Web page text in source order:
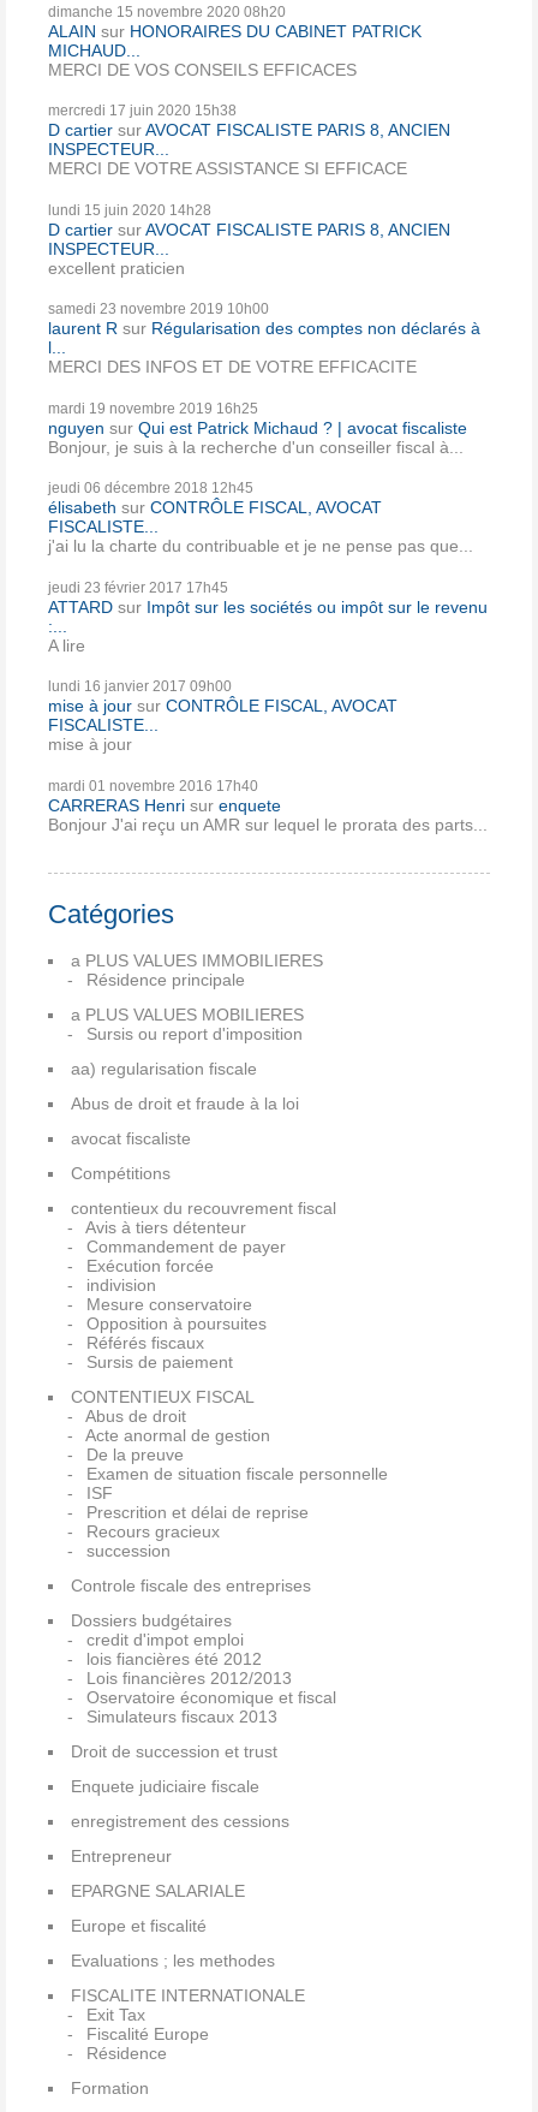
dimanche 15 novembre 2020 08h20
ALAIN sur HONORAIRES DU CABINET PATRICK
MICHAUD...
MERCI DE VOS CONSEILS EFFICACES
mercredi 17 juin 2020 15h38
D cartier surAVOCAT FISCALISTE PARIS 8, ANCIEN
INSPECTEUR...
MERCI DE VOTRE ASSISTANCE SI EFFICACE
lundi 15 juin 2020 14h28
D cartier surAVOCAT FISCALISTE PARIS 8, ANCIEN
INSPECTEUR...
excellent praticien
samedi 23 novembre 2019 10h00
laurent R sur Régularisation des comptes non déclarés à
l...
MERCI DES INFOS ET DE VOTRE EFFICACITE
mardi 19 novembre 2019 16h25
nguyen sur Qui est Patrick Michaud ? | avocat fiscaliste
Bonjour, je suis à la recherche d'un conseiller fiscal à...
jeudi 06 décembre 2018 12h45
élisabeth sur CONTRÔLE FISCAL, AVOCAT
FISCALISTE...
j'ai lu la charte du contribuable et je ne pense pas que...
jeudi 23 février 2017 17h45
ATTARD sur Impôt sur les sociétés ou impôt sur le revenu
:...
A lire
lundi 16 janvier 2017 09h00
mise à jour sur CONTRÔLE FISCAL, AVOCAT
FISCALISTE...
mise à jour
mardi 01 novembre 2016 17h40
CARRERAS Henri sur enquete
Bonjour J'ai reçu un AMR sur lequel le prorata des parts...
Catégories
a PLUS VALUES IMMOBILIERES
Résidence principale
a PLUS VALUES MOBILIERES
Sursis ou report d'imposition
aa) regularisation fiscale
Abus de droit et fraude à la loi
avocat fiscaliste
Compétitions
contentieux du recouvrement fiscal
Avis à tiers détenteur
Commandement de payer
Exécution forcée
indivision
Mesure conservatoire
Opposition à poursuites
Référés fiscaux
Sursis de paiement
CONTENTIEUX FISCAL
Abus de droit
Acte anormal de gestion
De la preuve
Examen de situation fiscale personnelle
ISF
Prescrition et délai de reprise
Recours gracieux
succession
Controle fiscale des entreprises
Dossiers budgétaires
credit d'impot emploi
lois fiancières été 2012
Lois financières 2012/2013
Oservatoire économique et fiscal
Simulateurs fiscaux 2013
Droit de succession et trust
Enquete judiciaire fiscale
enregistrement des cessions
Entrepreneur
EPARGNE SALARIALE
Europe et fiscalité
Evaluations ; les methodes
FISCALITE INTERNATIONALE
Exit Tax
Fiscalité Europe
Résidence
Formation